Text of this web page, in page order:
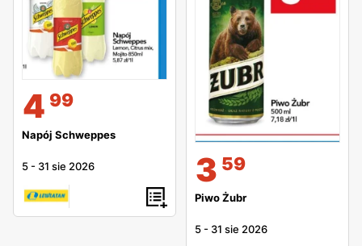
4 99
Napój Schweppes
5 - 31 sie 2026 3 59
Piwo Żubr
5 - 31 sie 2026